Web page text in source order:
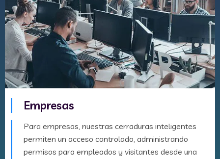
Empresas
Para empresas, nuestras cerraduras inteligentes
permiten un acceso controlado, administrando
permisos para empleados y visitantes desde una